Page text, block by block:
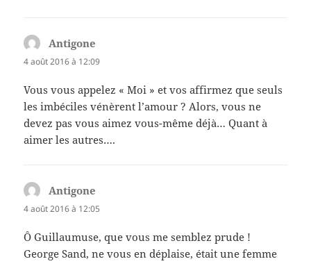
Antigone
4 août 2016 à 12:09
Vous vous appelez « Moi » et vos affirmez que seuls
les imbéciles vénèrent l’amour ? Alors, vous ne
devez pas vous aimez vous-même déjà… Quant à
aimer les autres….
Antigone
4 août 2016 à 12:05
Ô Guillaumuse, que vous me semblez prude !
George Sand, ne vous en déplaise, était une femme